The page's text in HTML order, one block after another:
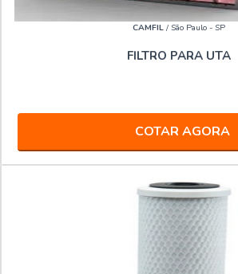
CAMFIL / São Paulo - SP
FILTRO PARA UTA
COTAR AGORA